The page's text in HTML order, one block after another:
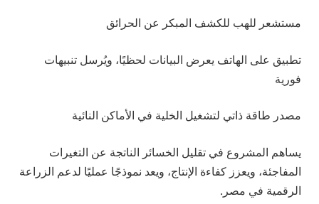
مستشعر للهب للكشف المبكر عن الحرائق
تطبيق على الهاتف يعرض البيانات لحظيًا، ويُرسل تنبيهات
فورية
مصدر طاقة ذاتي لتشغيل الخلية في الأماكن النائية
يساهم المشروع في تقليل الخسائر الناتجة عن التغيرات
المفاجئة، ويعزز كفاءة الإنتاج، ويعد نموذجًا عمليًا لدعم الزراعة
الرقمية في مصر.